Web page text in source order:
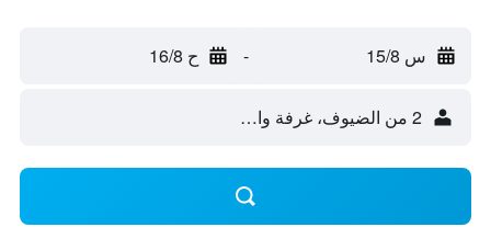
س 15/8 - ح 16/8
2 من الضيوف، غرفة واحدة